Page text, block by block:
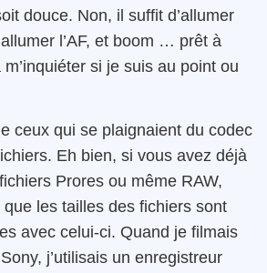
douce. Non, il suffit d’allumer
l’AF, et boom … prêt à
si je suis au point ou
ceux qui se plaignaient du codec
Eh bien, si vous avez déjà
Prores ou même RAW,
les tailles des fichiers sont
avec celui-ci. Quand je filmais
j’utilisais un enregistreur